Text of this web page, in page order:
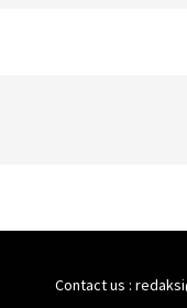
Contact us :